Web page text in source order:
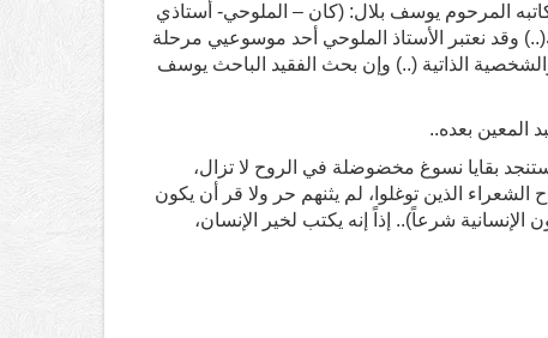
المرحوم يوسف بلال: (كان – الملوحي- أستاذي
وقد نعتبر الأستاذ الملوحي أحد موسوعيي مرحلة
والشخصية الذاتية (..) وإن بحث الفقيد الباحث يوسف
المعين بعده..
بقايا نسوغ مخضوضلة في الروح لا تزال،
الشعراء الذين توغلوا، لم يثنهم حر ولا قر أن يكون
شرعاً).. إذاً إنه يكتب لخير الإنسان،